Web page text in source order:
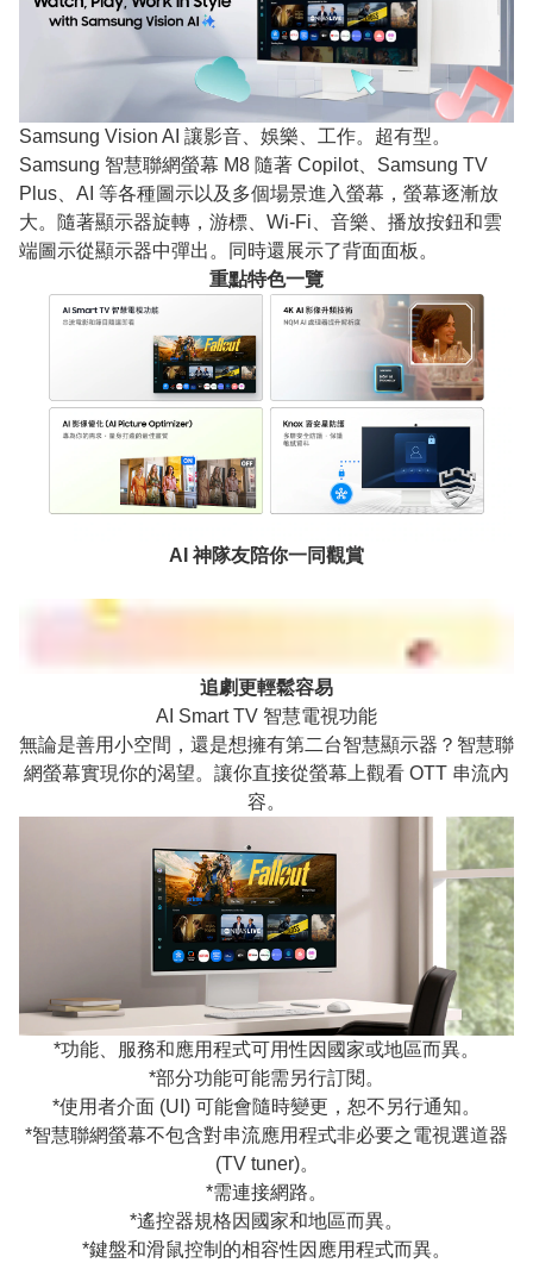
Samsung Vision AI 讓影音、娛樂、工作。超有型。
Samsung 智慧聯網螢幕 M8 隨著 Copilot、Samsung TV
Plus、AI 等各種圖示以及多個場景進入螢幕，螢幕逐漸放
大。隨著顯示器旋轉，游標、Wi-Fi、音樂、播放按鈕和雲
端圖示從顯示器中彈出。同時還展示了背面面板。
重點特色一覽
AI 神隊友陪你一同觀賞
追劇更輕鬆容易
AI Smart TV 智慧電視功能
無論是善用小空間，還是想擁有第二台智慧顯示器？智慧聯
網螢幕實現你的渴望。讓你直接從螢幕上觀看 OTT 串流內
容。
*功能、服務和應用程式可用性因國家或地區而異。
*部分功能可能需另行訂閱。
*使用者介面 (UI) 可能會隨時變更，恕不另行通知。
*智慧聯網螢幕不包含對串流應用程式非必要之電視選道器
(TV tuner)。
*需連接網路。
*遙控器規格因國家和地區而異。
*鍵盤和滑鼠控制的相容性因應用程式而異。